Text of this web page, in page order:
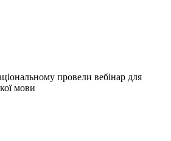
провели вебінар для
мови